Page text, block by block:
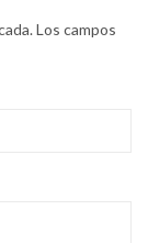
Los campos